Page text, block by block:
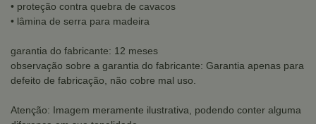
• proteção contra quebra de cavacos
• lâmina de serra para madeira
garantia do fabricante: 12 meses
observação sobre a garantia do fabricante: Garantia apenas para
defeito de fabricação, não cobre mal uso.
Atenção: Imagem meramente ilustrativa, podendo conter alguma